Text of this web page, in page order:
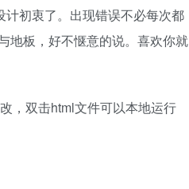
初衷了。出现错误不必每次都
地板，好不惬意的说。喜欢你就
，双击html文件可以本地运行